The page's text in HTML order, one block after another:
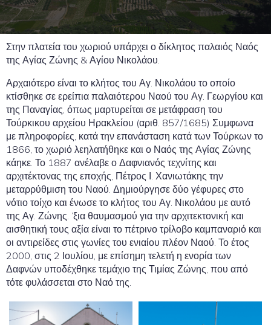
Στην πλατεία του χωριού υπάρχει ο δίκλητος παλαιός Ναός
της Αγίας Ζώνης & Αγίου Νικολάου.
Αρχαιότερο είναι το κλήτος του Αγ. Νικολάου το οποίο
κτίσθηκε σε ερείπια παλαιότερου Ναού του Αγ. Γεωργίου και
της Παναγίας, όπως μαρτυρείται σε μετάφραση του
Τούρκικου αρχείου Ηρακλείου (αριθ. 857/1685) Συμφωνα
με πληροφορίες, κατά την επανάσταση κατά των Τούρκων το
1866, το χωριό λεηλατήθηκε και ο Ναός της Αγίας Ζώνης
κάηκε. Το 1887 ανέλαβε ο Δαφνιανός τεχνίτης και
αρχιτέκτονας της εποχής, Πέτρος Ι. Χανιωτάκης την
μεταρρύθμιση του Ναού. Δημιούργησε δύο γέφυρες στο
νότιο τοίχο και ένωσε το κλήτος του Αγ. Νικολάου με αυτό
της Αγ. Ζώνης. ’ξια θαυμασμού για την αρχιτεκτονική και
αισθητική τους αξία είναι το πέτρινο τρίλοβο καμπαναριό και
οι αντιρείδες στις γωνίες του ενιαίου πλέον Ναού. Το έτος
2000, στις 2 Ιουλίου, με επίσημη τελετή η ενορία των
Δαφνών υποδέχθηκε τεμάχιο της Τιμίας Ζώνης, που από
τότε φυλάσσεται στο Ναό της.